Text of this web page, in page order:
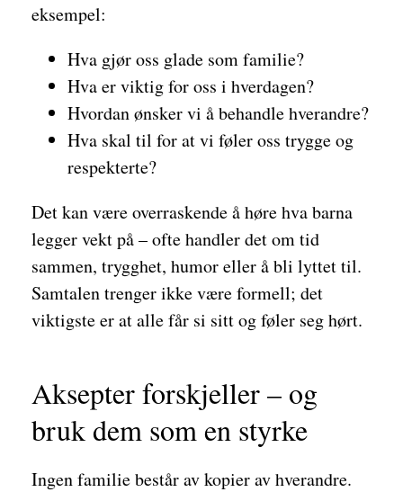
eksempel:
Hva gjør oss glade som familie?
Hva er viktig for oss i hverdagen?
Hvordan ønsker vi å behandle hverandre?
Hva skal til for at vi føler oss trygge og
respekterte?
Det kan være overraskende å høre hva barna
legger vekt på – ofte handler det om tid
sammen, trygghet, humor eller å bli lyttet til.
Samtalen trenger ikke være formell; det
viktigste er at alle får si sitt og føler seg hørt.
Aksepter forskjeller – og
bruk dem som en styrke
Ingen familie består av kopier av hverandre.